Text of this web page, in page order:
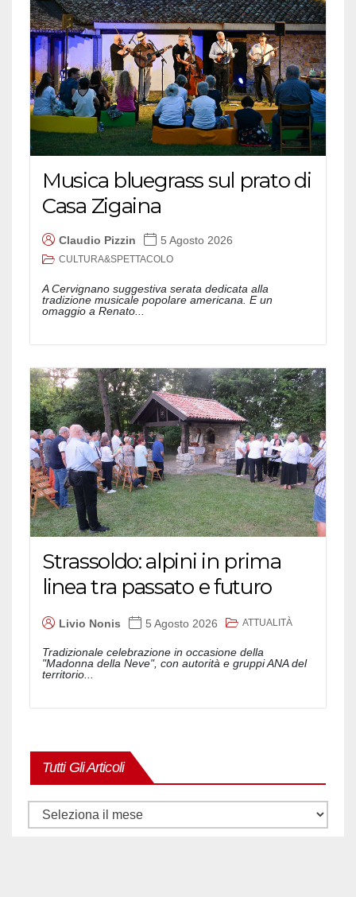
Musica bluegrass sul prato di
Casa Zigaina
Claudio Pizzin 5 Agosto 2026
CULTURA&SPETTACOLO
A Cervignano suggestiva serata dedicata alla
tradizione musicale popolare americana. E un
omaggio a Renato...
Strassoldo: alpini in prima
linea tra passato e futuro
Livio Nonis 5 Agosto 2026 ATTUALITÀ
Tradizionale celebrazione in occasione della
"Madonna della Neve", con autorità e gruppi ANA del
territorio...
Tutti Gli Articoli
Tutti